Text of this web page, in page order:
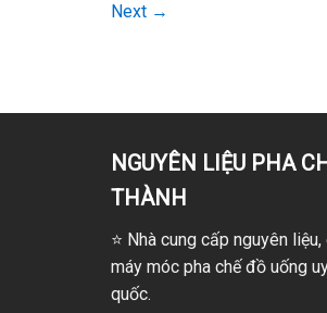
Next →
NGUYÊN LIỆU PHA
THÀNH
⭐ Nhà cung cấp nguyên
máy móc pha chế đồ uống
quốc.